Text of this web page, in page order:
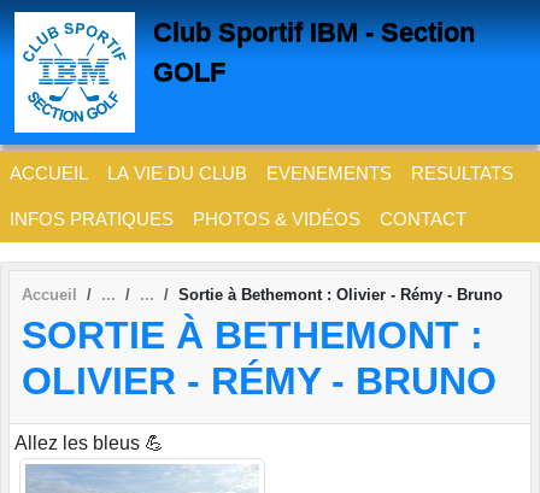
Club Sportif IBM - Section
GOLF
ACCUEIL LA VIE DU CLUB EVENEMENTS RESULTATS
INFOS PRATIQUES PHOTOS & VIDÉOS CONTACT
Accueil Sortie à Bethemont : Olivier - Rémy - Bruno
SORTIE À BETHEMONT :
OLIVIER - RÉMY - BRUNO
Allez les bleus 💪
Panneau de gestion des cookies